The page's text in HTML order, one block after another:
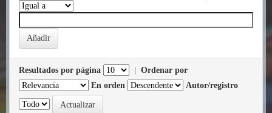
Resultados por página
Ordenar por
En orden
Autor/registro